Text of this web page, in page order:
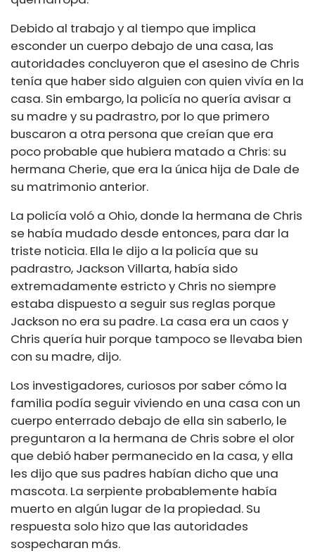
Debido al trabajo y al tiempo que implica
esconder un cuerpo debajo de una casa, las
autoridades concluyeron que el asesino de Chris
tenía que haber sido alguien con quien vivía en la
casa. Sin embargo, la policía no quería avisar a
su madre y su padrastro, por lo que primero
buscaron a otra persona que creían que era
poco probable que hubiera matado a Chris: su
hermana Cherie, que era la única hija de Dale de
su matrimonio anterior.
La policía voló a Ohio, donde la hermana de Chris
se había mudado desde entonces, para dar la
triste noticia. Ella le dijo a la policía que su
padrastro, Jackson Villarta, había sido
extremadamente estricto y Chris no siempre
estaba dispuesto a seguir sus reglas porque
Jackson no era su padre. La casa era un caos y
Chris quería huir porque tampoco se llevaba bien
con su madre, dijo.
Los investigadores, curiosos por saber cómo la
familia podía seguir viviendo en una casa con un
cuerpo enterrado debajo de ella sin saberlo, le
preguntaron a la hermana de Chris sobre el olor
que debió haber permanecido en la casa, y ella
les dijo que sus padres habían dicho que una
mascota. La serpiente probablemente había
muerto en algún lugar de la propiedad. Su
respuesta solo hizo que las autoridades
sospecharan más.